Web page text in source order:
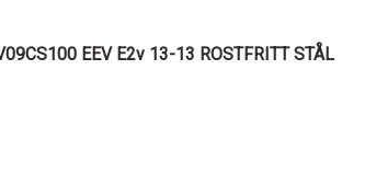
EEV E2v 13-13 ROSTFRITT STÅL